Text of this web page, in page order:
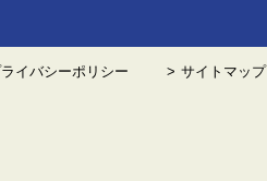
イバシーポリシー サイトマップ